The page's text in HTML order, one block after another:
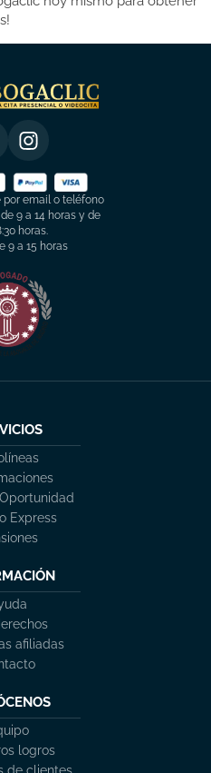
email o teléfono
9 a 14 horas y de
horas.
9 a 15 horas
Express
afiliadas
logros